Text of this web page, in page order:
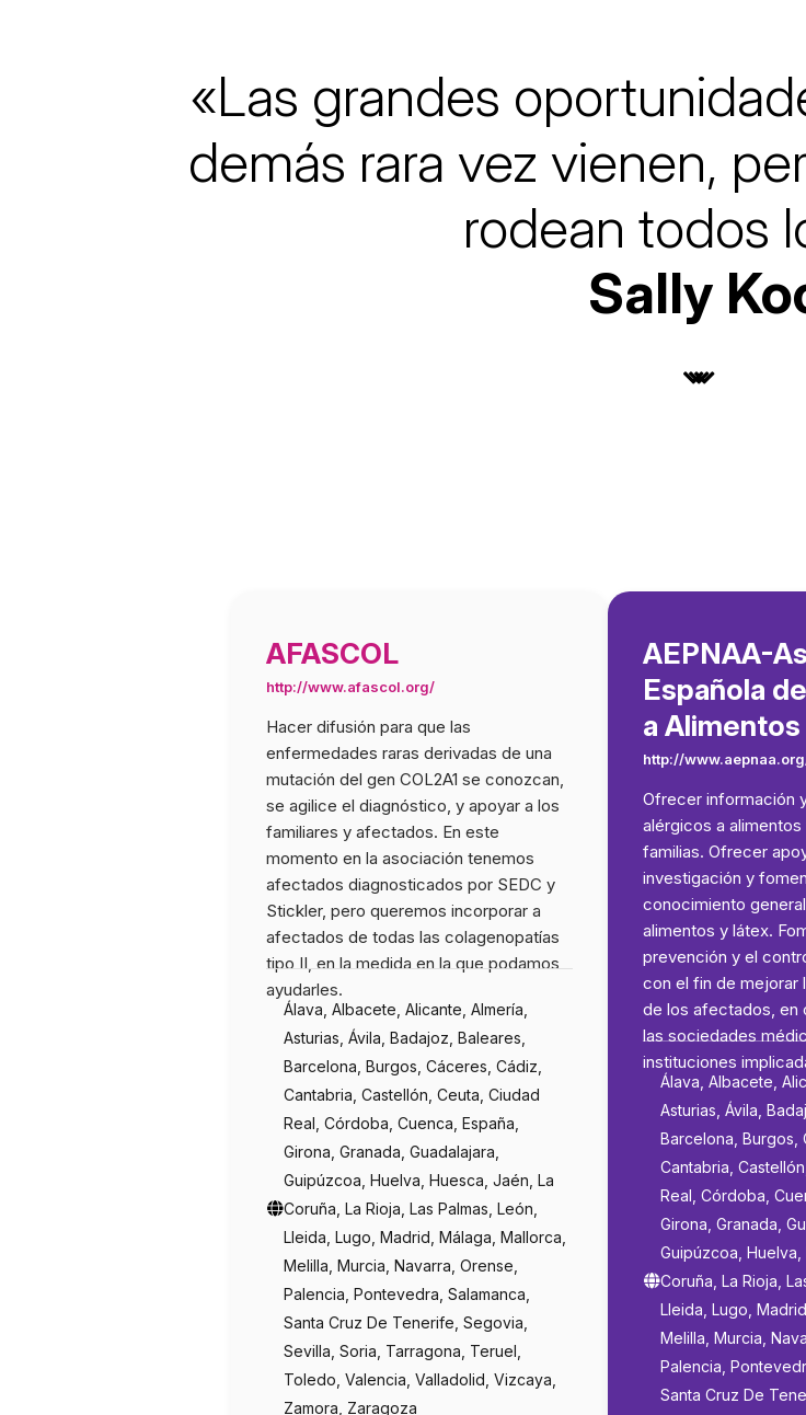
«Las grandes
demás rara vez vienen,
rodean todos
Sally
AFASCOL
http://www.afascol.org/
Hacer difusión para que las
enfermedades raras derivadas de una
mutación del gen COL2A1 se conozcan,
se agilice el diagnóstico, y apoyar a los
familiares y afectados. En este
momento en la asociación tenemos
afectados diagnosticados por SEDC y
Stickler, pero queremos incorporar a
afectados de todas las colagenopatías
tipo II, en la medida en la que podamos
ayudarles.
Álava, Albacete, Alicante, Almería,
Asturias, Ávila, Badajoz, Baleares,
Barcelona, Burgos, Cáceres, Cádiz,
Cantabria, Castellón, Ceuta, Ciudad
Real, Córdoba, Cuenca, España,
Girona, Granada, Guadalajara,
Guipúzcoa, Huelva, Huesca, Jaén, La
Coruña, La Rioja, Las Palmas, León,
Lleida, Lugo, Madrid, Málaga, Mallorca,
Melilla, Murcia, Navarra, Orense,
Palencia, Pontevedra, Salamanca,
Santa Cruz De Tenerife, Segovia,
Sevilla, Soria, Tarragona, Teruel,
Toledo, Valencia, Valladolid, Vizcaya,
Zamora, Zaragoza
AEPNAA-
Española
a
http://
Ofrecer información
alérgicos a
familias. Ofrecer
investigación y
conocimiento
alimentos y látex.
prevención y el
con el fin de mejorar
de los afectados, en
las sociedades
instituciones
Álava, Albacete,
Asturias, Ávila,
Barcelona, Burgos,
Cantabria,
Real, Córdoba,
Girona, Granada,
Guipúzcoa,
Coruña, La Rioja,
Lleida, Lugo,
Melilla, Murcia,
Palencia,
Santa Cruz De